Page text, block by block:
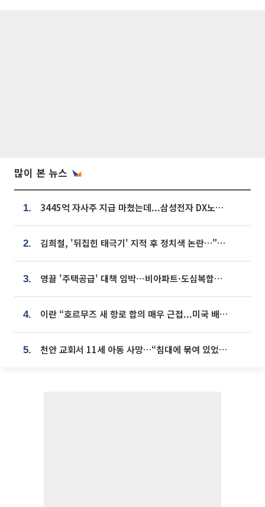
많이 본 뉴스
1. 3445억 자사주 지급 마쳤는데...삼성전자 DX노조, 뒤늦은 '떼쓰기 집회'
2. 김희철, '뒤집힌 태극기' 지적 후 정치색 논란…"좌우 떠나 우리나라 국기"
3. 영끌 '주택공급' 대책 임박⋯비아파트·도심복합까지 총동원
4. 이란 “호르무즈 새 항로 합의 매우 근접...미국 배상 먼저”
5. 천안 교회서 11세 아동 사망…“침대에 묶여 있었다” 진술 확보